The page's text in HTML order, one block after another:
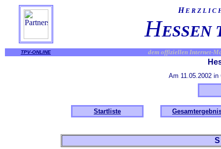
H E R Z L I
HESSEN
TPV-ONLINE dem offiziellen Internet-
Am 11.05.2002
Startliste
S t a